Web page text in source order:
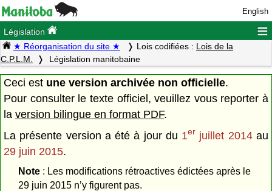
English
Législation ≡
★ Réorganisation du site ★ Lois codifiées : Lois de la
C.P.L.M.
Législation manitobaine
Ceci est une version archivée non officielle.
Pour consulter le texte officiel, veuillez vous reporter à
la version bilingue en format PDF.
La présente version a été à jour du 1er juillet 2014au
29 juin 2015.
Note: Les modifications rétroactives édictées après le
29 juin 2015 n’y figurent pas.